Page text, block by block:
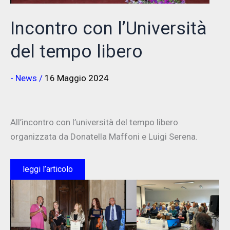
Incontro con l’Università
del tempo libero
- News / 16 Maggio 2024
All’incontro con l’università del tempo libero
organizzata da Donatella Maffoni e Luigi Serena.
leggi l’articolo